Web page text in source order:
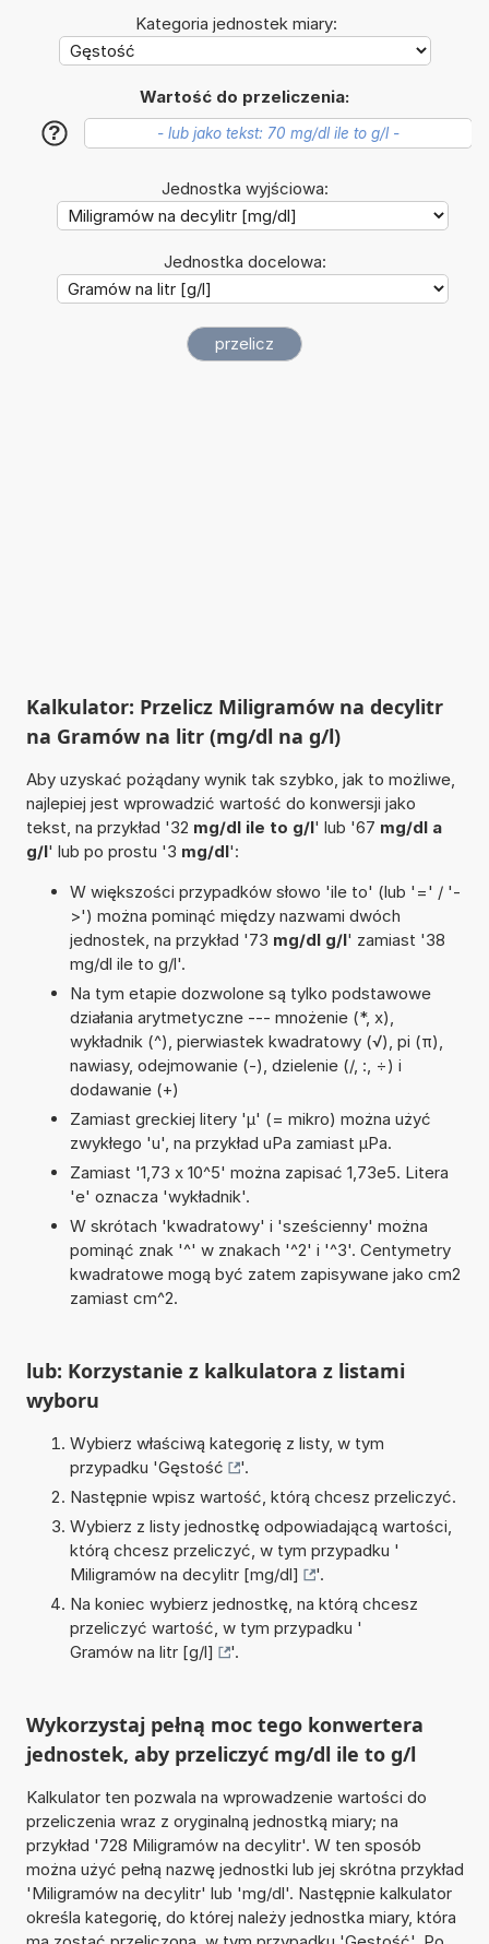
Kategoria jednostek miary:
Wartość do przeliczenia:
?
Jednostka wyjściowa:
Jednostka docelowa:
Kalkulator: Przelicz Miligramów na decylitr
na Gramów na litr (mg/dl na g/l)
Aby uzyskać pożądany wynik tak szybko, jak to możliwe,
najlepiej jest wprowadzić wartość do konwersji jako
tekst, na przykład '32 mg/dl ile to g/l' lub '67 mg/dl a
g/l' lub po prostu '3 mg/dl':
W większości przypadków słowo 'ile to' (lub '=' / '-
>') można pominąć między nazwami dwóch
jednostek, na przykład '73 mg/dl g/l' zamiast '38
mg/dl ile to g/l'.
Na tym etapie dozwolone są tylko podstawowe
działania arytmetyczne --- mnożenie (*, x),
wykładnik (^), pierwiastek kwadratowy (√), pi (π),
nawiasy, odejmowanie (-), dzielenie (/, :, ÷) i
dodawanie (+)
Zamiast greckiej litery 'µ' (= mikro) można użyć
zwykłego 'u', na przykład uPa zamiast µPa.
Zamiast '1,73 x 10^5' można zapisać 1,73e5. Litera
'e' oznacza 'wykładnik'.
W skrótach 'kwadratowy' i 'sześcienny' można
pominąć znak '^' w znakach '^2' i '^3'. Centymetry
kwadratowe mogą być zatem zapisywane jako cm2
zamiast cm^2.
lub: Korzystanie z kalkulatora z listami
wyboru
Wybierz właściwą kategorię z listy, w tym
przypadku 'Gęstość
'.
Następnie wpisz wartość, którą chcesz przeliczyć.
Wybierz z listy jednostkę odpowiadającą wartości,
którą chcesz przeliczyć, w tym przypadku '
Miligramów na decylitr [mg/dl]
'.
Na koniec wybierz jednostkę, na którą chcesz
przeliczyć wartość, w tym przypadku '
Gramów na litr [g/l]
'.
Wykorzystaj pełną moc tego konwertera
jednostek, aby przeliczyć mg/dl ile to g/l
Kalkulator ten pozwala na wprowadzenie wartości do
przeliczenia wraz z oryginalną jednostką miary; na
przykład '728 Miligramów na decylitr'. W ten sposób
można użyć pełną nazwę jednostki lub jej skrótna przykład
'Miligramów na decylitr' lub 'mg/dl'. Następnie kalkulator
określa kategorię, do której należy jednostka miary, która